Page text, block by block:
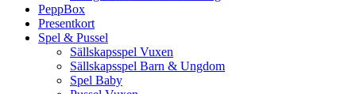
PeppBox
Presentkort
Spel & Pussel
Sällskapsspel Vuxen
Sällskapsspel Barn & Ungdom
Spel Baby